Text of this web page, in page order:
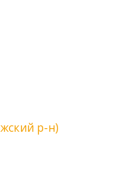
р-н)